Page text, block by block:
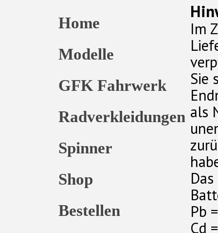
Home
Modelle
GFK Fahrwerk
Radverkleidungen
Spinner
Shop
Bestellen
Im
Sie
als
Pb
Cd